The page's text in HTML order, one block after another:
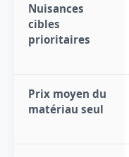
Nuisances
cibles
prioritaires
Prix moyen du
matériau seul